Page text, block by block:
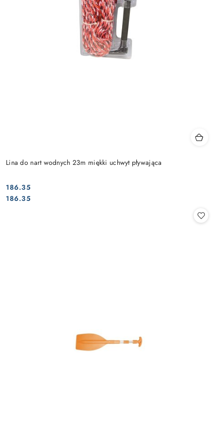
Lina do nart wodnych 23m miękki uchwyt pływająca
Cena:
186.35
Cena:
186.35